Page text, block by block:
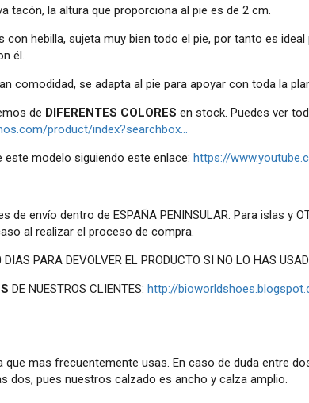
tacón, la altura que proporciona al pie es de 2 cm.
hebilla, sujeta muy bien todo el pie, por tanto es
él.
comodidad, se adapta al pie para apoyar con toda la
de DIFERENTES COLORES en stock. Puedes ver
product/index?searchbox...
este modelo siguiendo este enlace:https://
envío dentro de ESPAÑA PENINSULAR. Para islas y
al realizar el proceso de compra.
PARA DEVOLVER EL PRODUCTO SI NO LO HAS
DE NUESTROS CLIENTES:http://
que mas frecuentemente usas. En caso de duda entre
dos, pues nuestros calzado es ancho y calza amplio.